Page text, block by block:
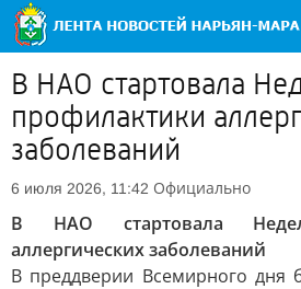
В НАО стартовала
профилактики
заболеваний
6 июля 2026, 11:42 Официально
В НАО стартовала
аллергических заболеваний
В преддверии Всемирного дня